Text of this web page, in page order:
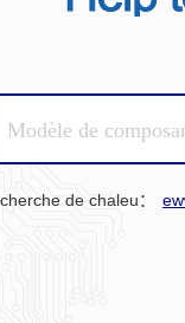
de chaleu：